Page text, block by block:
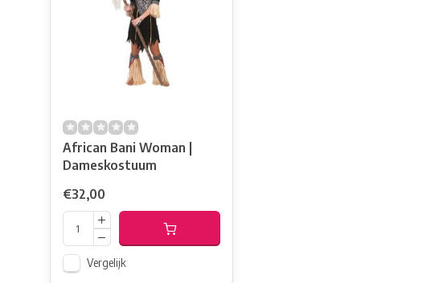
African Bani Woman |
Dameskostuum
€32,00
Vergelijk